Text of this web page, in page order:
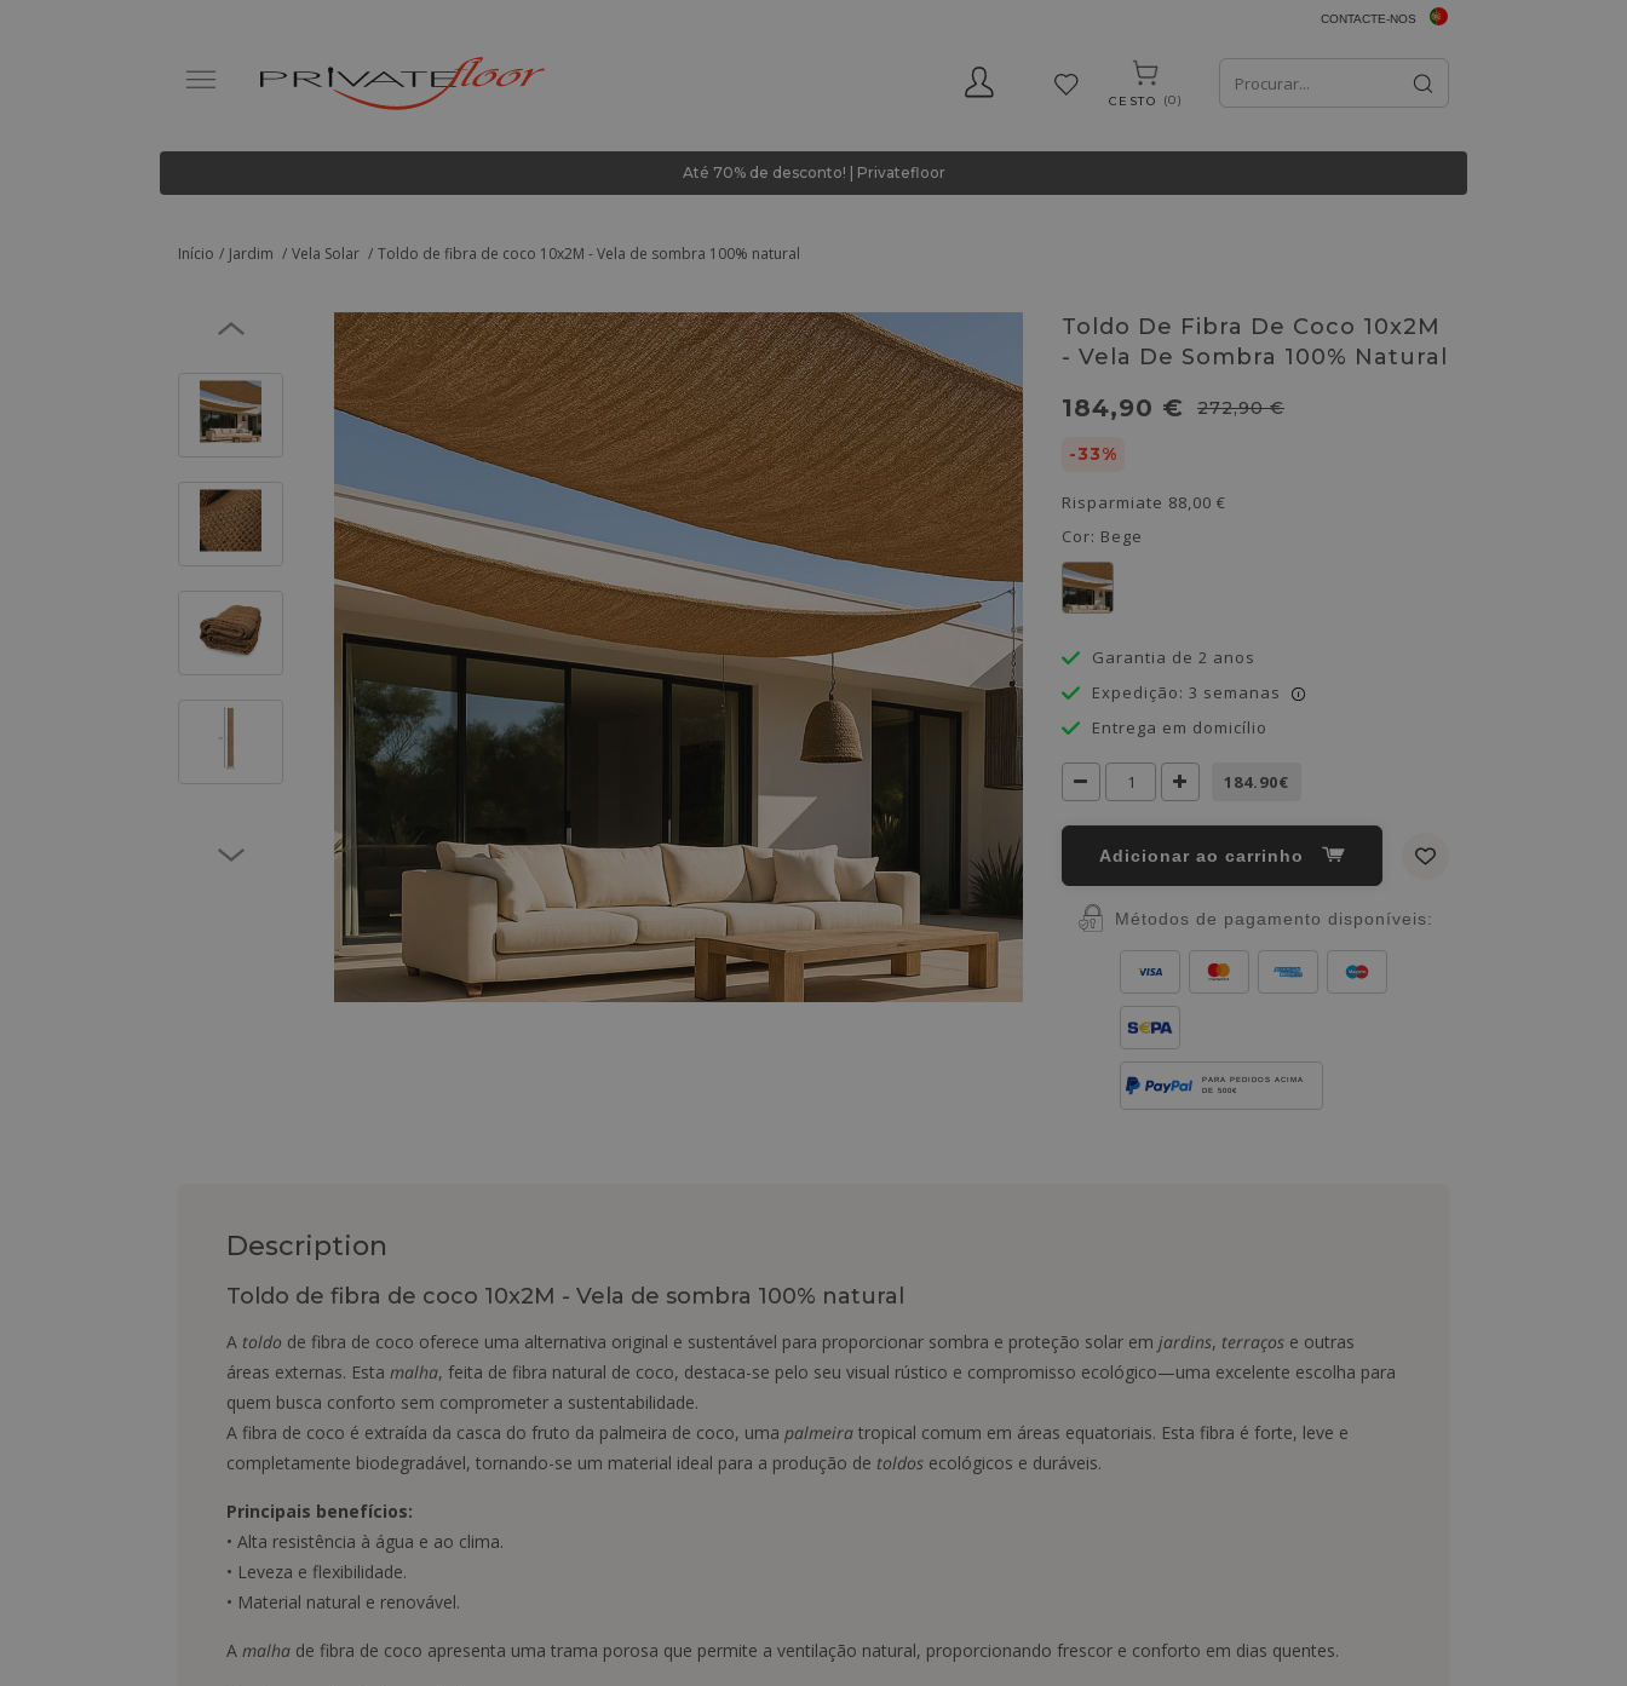
CONTACTE-NOS
CESTO 0
Até 70% de desconto! | Privatefloor
Início Jardim Vela Solar Toldo de fibra de coco 10x2M - Vela de sombra 100% natural
Toldo De Fibra De Coco 10x2M
- Vela De Sombra 100% Natural
184,90 € 272,90 €
-33%
Risparmiate 88,00 €
Cor: Bege
Garantia de 2 anos
Expedição: 3 semanas
i
Entrega em domicílio
184.90€
Adicionar ao carrinho
Métodos de pagamento disponíveis:
PARA PEDIDOS ACIMA
DE 500€
Description
Toldo de fibra de coco 10x2M - Vela de sombra 100% natural
A toldo de fibra de coco oferece uma alternativa original e sustentável para proporcionar sombra e proteção solar em jardins, terraços e outras
áreas externas. Esta malha, feita de fibra natural de coco, destaca-se pelo seu visual rústico e compromisso ecológico—uma excelente escolha para
quem busca conforto sem comprometer a sustentabilidade.
A fibra de coco é extraída da casca do fruto da palmeira de coco, uma palmeira tropical comum em áreas equatoriais. Esta fibra é forte, leve e
completamente biodegradável, tornando-se um material ideal para a produção de toldos ecológicos e duráveis.
Principais benefícios:
• Alta resistência à água e ao clima.
• Leveza e flexibilidade.
• Material natural e renovável.
A malha de fibra de coco apresenta uma trama porosa que permite a ventilação natural, proporcionando frescor e conforto em dias quentes.